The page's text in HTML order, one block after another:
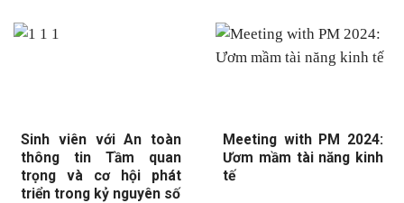
Sinh viên với An toàn
thông tin Tầm quan
trọng và cơ hội phát
triển trong kỷ nguyên số
Meeting with PM 2024:
Ươm mầm tài năng kinh
tế